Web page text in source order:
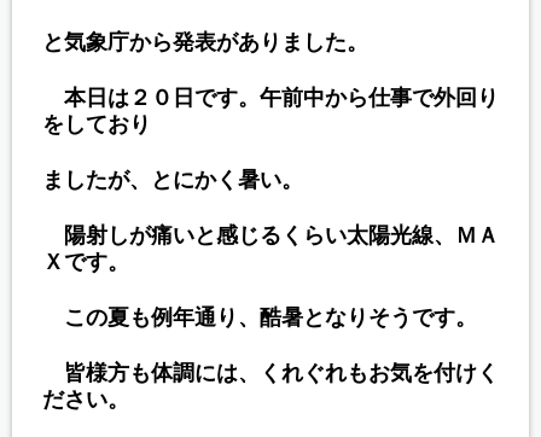
と気象庁から発表がありました。
本日は２０日です。 午前中から仕事で外回り
をしており
ましたが、とにかく 暑い。
陽射しが痛いと感じるくらい太陽光線、ＭＡ
Ｘです。
この夏も例年通り、酷暑となりそうです。
皆様方も体調には、くれぐれもお気を付けく
ださい。